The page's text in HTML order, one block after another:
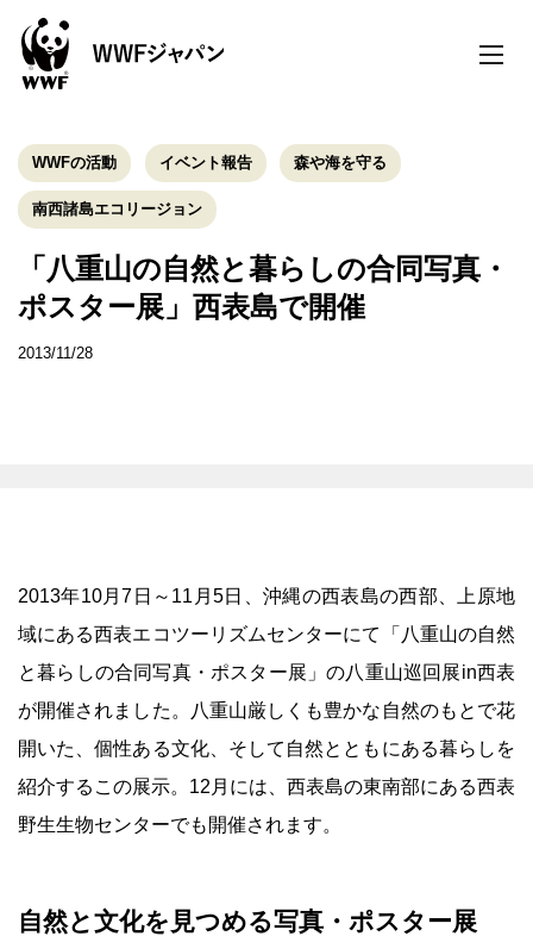
toggle
WWFの活動 イベント報告 森や海を守る
南西諸島エコリージョン
「八重山の自然と暮らしの合同写真・
ポスター展」西表島で開催
2013/11/28
2013年10月7日～11月5日、沖縄の西表島の西部、上原地
域にある西表エコツーリズムセンターにて「八重山の自然
と暮らしの合同写真・ポスター展」の八重山巡回展in西表
が開催されました。八重山厳しくも豊かな自然のもとで花
開いた、個性ある文化、そして自然とともにある暮らしを
紹介するこの展示。12月には、西表島の東南部にある西表
野生生物センターでも開催されます。
自然と文化を見つめる写真・ポスター展